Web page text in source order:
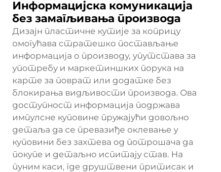
Информацијска комуникација
без замагљивања производа
Дизајн пластичне кутије за коприцу
омогућава стратешко постављање
информација о производу, упутстава за
употребу и маркетиншких порука на
карте за поврат или додатке без
блокирања видљивости производа. Ова
доступност информација подржава
импулсне куповине пружајући довољно
детаља да се превазиђе оклевање у
куповини без захтева од потрошача да
покупе и детаљно испитају став. На
пуним каси, где друштвени притисак и